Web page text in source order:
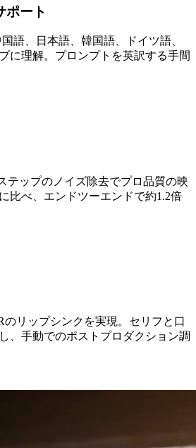
ポート
語、日本語、韓国語、ドイツ語、
に理解。プロンプトを英訳する手間
テップのノイズ除去でプロ品質の映
比べ、エンドツーエンドで約1.2倍
のリップシンクを実現。セリフと口
、手動でのポストプロダクション調